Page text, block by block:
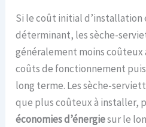
Si le coût initial
déterminant, les sèche-
généralement moins coûteux
coûts de fonctionnement
long terme. Les sèche-
que plus coûteux à installer,
économies d’énergiesur le